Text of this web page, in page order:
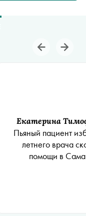
Екатерина
Пьяный пациент
летнего врача
помощи в